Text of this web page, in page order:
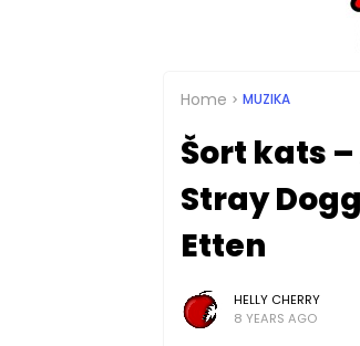
Home MUZIKA
Šort kats
Stray
Etten
HELLY CHERRY
8 YEARS AGO